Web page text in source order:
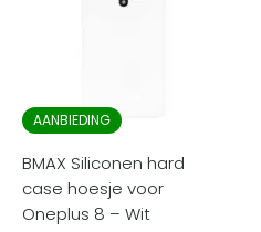
AANBIEDING
BMAX Siliconen hard
case hoesje voor
Oneplus 8 – Wit